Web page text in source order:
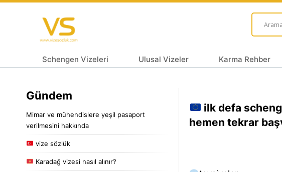
Schengen Vizeleri Ulusal Vizeler Karma Rehber
Gündem
Mimar ve mühendislere yeşil pasaport
verilmesini hakkında
vize sözlük
Karadağ vizesi nasıl alınır?
ilk defa
hemen tekrar